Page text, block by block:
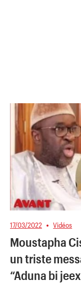
17/03/2022 Vidéos
Moustapha
un triste
“Aduna bi